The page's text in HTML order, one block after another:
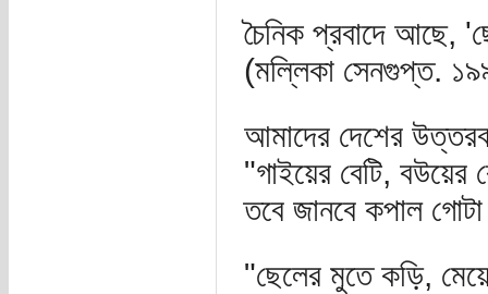
চৈনিক প্রবাদে আছে,
(মল্লিকা সেনগুপ্ত.
আমাদের দেশের
"গাইয়ের বেটি, বউয়ের
তবে জানবে কপাল
"ছেলের মুতে কড়ি,